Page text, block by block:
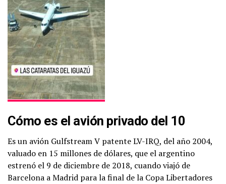
Cómo es el avión privado del 10
Es un avión Gulfstream V patente LV-IRQ, del año 2004,
valuado en 15 millones de dólares, que el argentino
estrenó el 9 de diciembre de 2018, cuando viajó de
Barcelona a Madrid para la final de la Copa Libertadores